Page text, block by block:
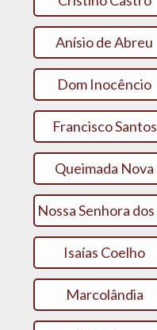
Anísio de Abreu
Dom Inocêncio
Francisco Santos
Queimada Nova
Isaías Coelho
Marcolândia